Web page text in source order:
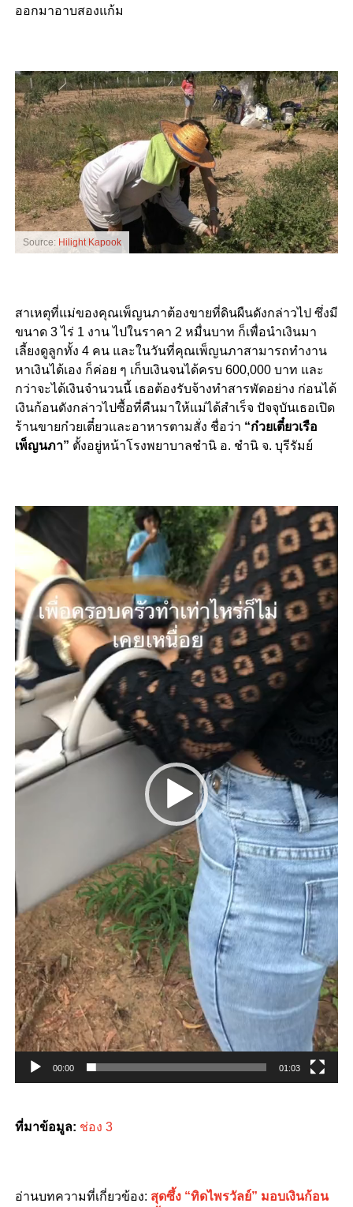
ออกมาอาบสองแก้ม
Source: Hilight Kapook
สาเหตุที่แม่ของคุณเพ็ญนภาต้องขายที่ดินผืนดังกล่าวไป ซึ่งมี
ขนาด 3 ไร่ 1 งาน ไปในราคา 2 หมื่นบาท ก็เพื่อนำเงินมา
เลี้ยงดูลูกทั้ง 4 คน และในวันที่คุณเพ็ญนภาสามารถทำงาน
หาเงินได้เอง ก็ค่อย ๆ เก็บเงินจนได้ครบ 600,000 บาท และ
กว่าจะได้เงินจำนวนนี้ เธอต้องรับจ้างทำสารพัดอย่าง ก่อนได้
เงินก้อนดังกล่าวไปซื้อที่คืนมาให้แม่ได้สำเร็จ ปัจจุบันเธอเปิด
ร้านขายก๋วยเตี๋ยวและอาหารตามสั่ง ชื่อว่า “ก๋วยเตี๋ยวเรือ
เพ็ญนภา” ตั้งอยู่หน้าโรงพยาบาลชำนิ อ. ชำนิ จ. บุรีรัมย์
Video
Player
00:00 01:03
ที่มาข้อมูล: ช่อง 3
อ่านบทความที่เกี่ยวข้อง: สุดซึ้ง “ทิดไพรวัลย์” มอบเงินก้อน